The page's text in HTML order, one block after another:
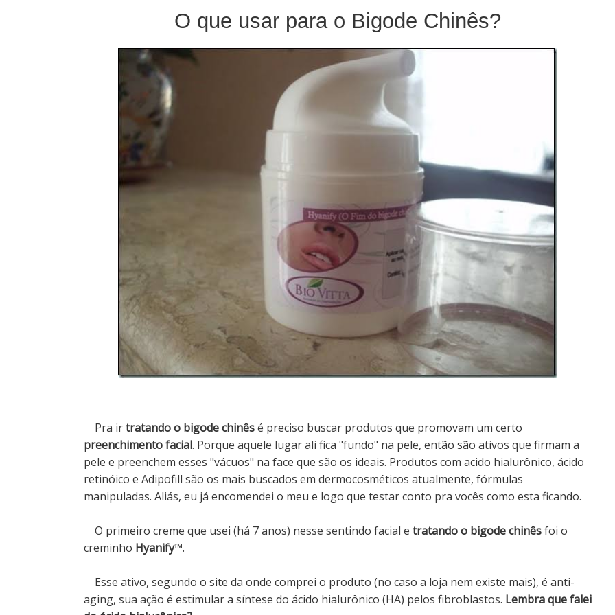
O que usar para o Bigode Chinês?
Pra irtratando o bigode chinêsé preciso buscar produtos que promovam um certo
preenchimento facial. Porque aquele lugar ali fica "fundo" na pele, então são ativos que firmam a
pele e preenchem esses "vácuos" na face que são os ideais. Produtos com acido hialurônico, ácido
retinóico e Adipofill são os mais buscados em dermocosméticos atualmente, fórmulas
manipuladas. Aliás, eu já encomendei o meu e logo que testar conto pra vocês como esta ficando.
O primeiro creme que usei (há 7 anos) nesse sentindo facial e tratando o bigode chinêsfoi o
creminho Hyanify™.
Esse ativo, segundo o site da onde comprei o produto (no caso a loja nem existe mais), é anti-
aging, sua ação é estimular a síntese do ácido hialurônico (HA) pelos fibroblastos. Lembra que falei